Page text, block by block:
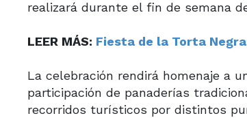
realizará durante el fin de semana
LEER MÁS: Fiesta de la Torta
La celebración rendirá homenaje a
participación de panaderías
recorridos turísticos por distintos